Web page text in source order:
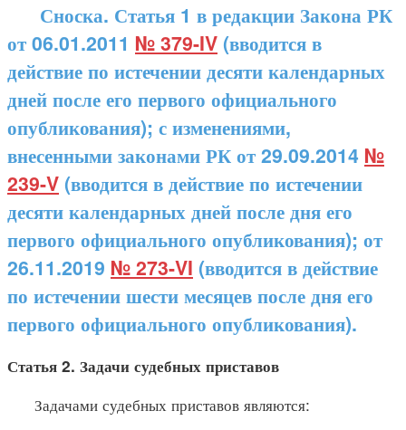
Сноска. Статья 1 в редакции Закона РК
от 06.01.2011 № 379-IV (вводится в
действие по истечении десяти календарных
дней после его первого официального
опубликования); с изменениями,
внесенными законами РК от 29.09.2014 №
239-V (вводится в действие по истечении
десяти календарных дней после дня его
первого официального опубликования); от
26.11.2019 № 273-VI (вводится в действие
по истечении шести месяцев после дня его
первого официального опубликования).
Статья 2. Задачи судебных приставов
Задачами судебных приставов являются: